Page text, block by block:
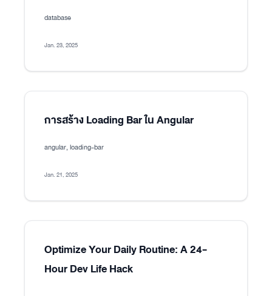
database
Jan. 23, 2025
การสร้าง Loading Bar ใน Angular
angular, loading-bar
Jan. 21, 2025
Optimize Your Daily Routine: A 24-
Hour Dev Life Hack